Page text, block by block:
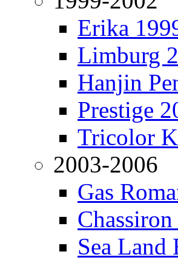
Erika
Limburg
Hanjin
Prestige
Tricolor
2003-2006
Gas
Sea Land